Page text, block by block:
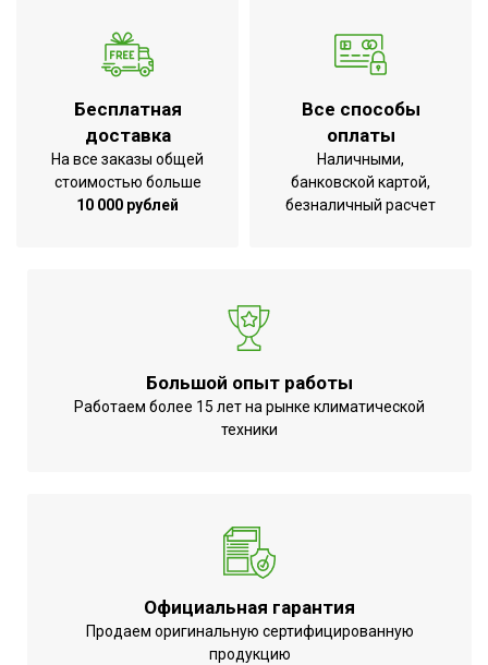
Бесплатная
доставка
На все заказы общей
стоимостью больше
10 000 рублей
Все способы
оплаты
Наличными,
банковской картой,
безналичный расчет
Большой опыт работы
Работаем более 15 лет на рынке климатической
техники
Официальная гарантия
Продаем оригинальную сертифицированную
продукцию